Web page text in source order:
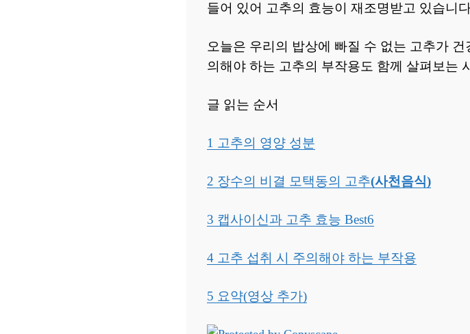
들어 있어 고추의 효능이 재조명받고 있습니
오늘은 우리의 밥상에 빠질 수 없는 고추가
의해야 하는 고추의 부작용도 함께 살펴보는
글 읽는 순서
1 고추의 영양 성분
2 장수의 비결 모택동의 고추(사천음식)
3 캡사이신과 고추 효능 Best6
4 고추 섭취 시 주의해야 하는 부작용
5 요약(영상 추가)